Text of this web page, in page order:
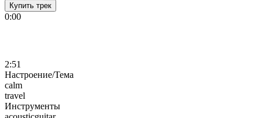
Купить трек
0:00
2:51
Настроение/Тема
calm
travel
Инструменты